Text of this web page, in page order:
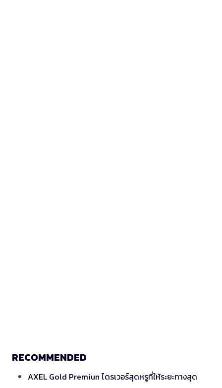
RECOMMENDED
AXEL Gold Premiun ไดรเวอร์สุดหรูที่ให้ระยะทางสุด